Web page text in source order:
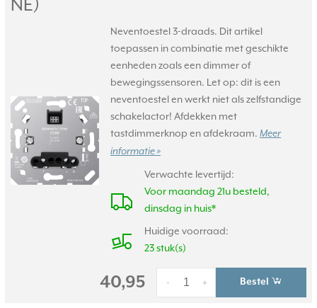
NE)
Neventoestel 3-draads. Dit artikel
toepassen in combinatie met geschikte
eenheden zoals een dimmer of
bewegingssensoren. Let op: dit is een
neventoestel en werkt niet als zelfstandige
schakelactor! Afdekken met
tastdimmerknop en afdekraam. Meer
informatie »
Verwachte levertijd:
Voor maandag 21u besteld,
dinsdag in huis*
Huidige voorraad:
23 stuk(s)
40,95 +
- Bestel